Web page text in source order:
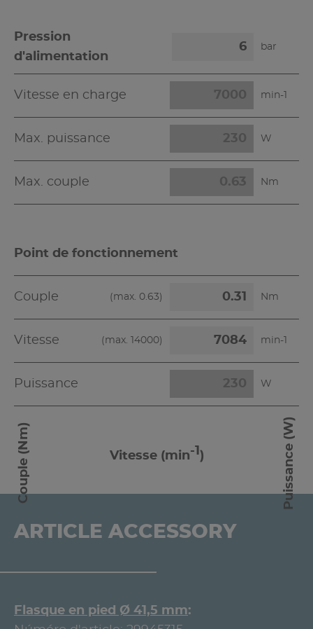
Pression
d'alimentation
bar
Vitesse en charge min-1
Max. puissance W
Max. couple Nm
Point de fonctionnement
Couple (max. 0.63) Nm
Vitesse (max. 14000) min-1
Puissance W
Couple (Nm) Puissance (W)
Vitesse (min-1 )
ARTICLE ACCESSORY
Flasque en pied Ø 41,5 mm